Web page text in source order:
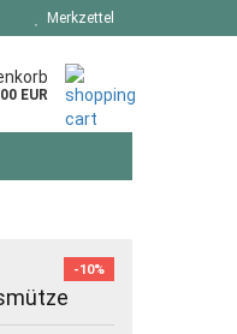
Merkzettel
EUR
-10%